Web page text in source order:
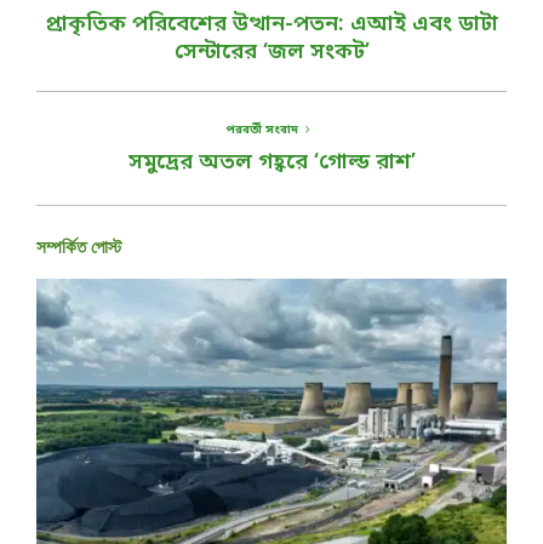
প্রাকৃতিক পরিবেশের উত্থান-পতন: এআই এবং ডাটা
সেন্টারের ‘জল সংকট’
পরবর্তী সংবাদ
সমুদ্রের অতল গহ্বরে ‘গোল্ড রাশ’
সম্পর্কিত পোস্ট